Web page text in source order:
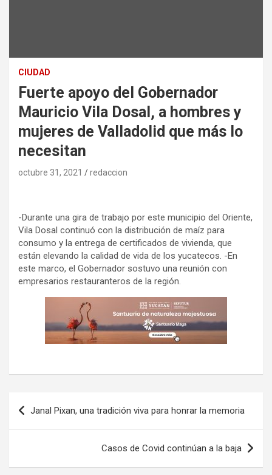
CIUDAD
Fuerte apoyo del Gobernador
Mauricio Vila Dosal, a hombres y
mujeres de Valladolid que más lo
necesitan
octubre 31, 2021 redaccion
-Durante una gira de trabajo por este municipio del Oriente,
Vila Dosal continuó con la distribución de maíz para
consumo y la entrega de certificados de vivienda, que
están elevando la calidad de vida de los yucatecos. -En
este marco, el Gobernador sostuvo una reunión con
empresarios restauranteros de la región.
Navegación
de
Janal Pixan, una tradición viva para honrar la memoria
Casos de Covid continúan a la baja